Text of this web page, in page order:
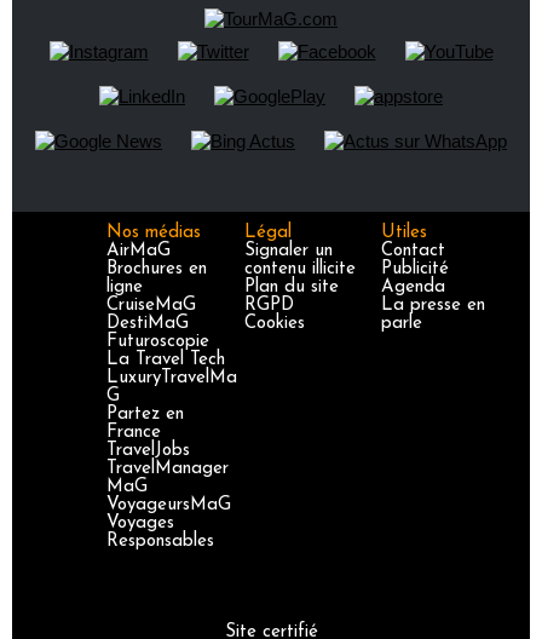
Nos médias
AirMaG
Brochures en
ligne
CruiseMaG
DestiMaG
Futuroscopie
La Travel Tech
LuxuryTravelMa
G
Partez en
France
TravelJobs
TravelManager
MaG
VoyageursMaG
Voyages
Responsables
Légal
Signaler un
contenu illicite
Plan du site
RGPD
Cookies
Utiles
Contact
Publicité
Agenda
La presse en
parle
Site certifié